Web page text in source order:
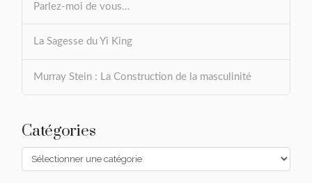
Parlez-moi de vous…
La Sagesse du Yi King
Murray Stein : La Construction de la masculinité
Catégories
Catégories